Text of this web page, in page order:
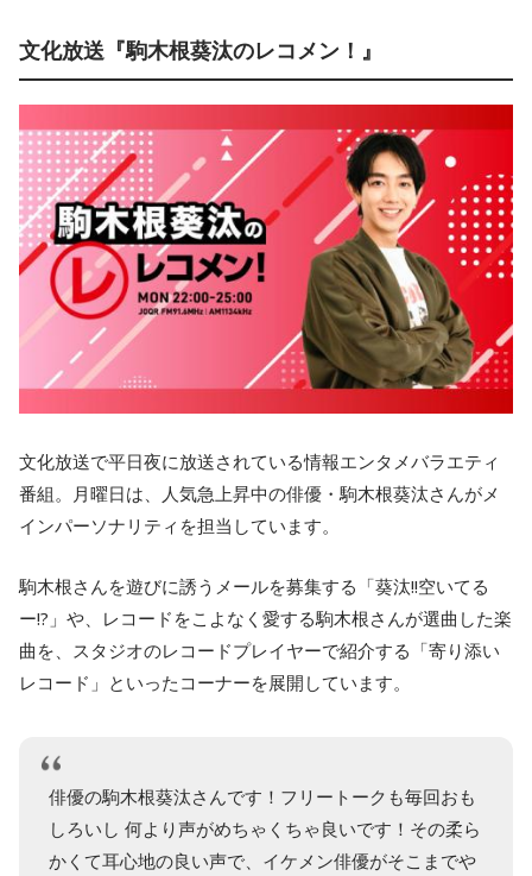
文化放送『駒木根葵汰のレコメン！』
文化放送で平日夜に放送されている情報エンタメバラエティ
番組。月曜日は、人気急上昇中の俳優・駒木根葵汰さんがメ
インパーソナリティを担当しています。
駒木根さんを遊びに誘うメールを募集する「葵汰!!空いてる
ー!?」や、レコードをこよなく愛する駒木根さんが選曲した楽
曲を、スタジオのレコードプレイヤーで紹介する「寄り添い
レコード」といったコーナーを展開しています。
俳優の駒木根葵汰さんです！フリートークも毎回おも
しろいし 何より声がめちゃくちゃ良いです！その柔ら
かくて耳心地の良い声で、イケメン俳優がそこまでや